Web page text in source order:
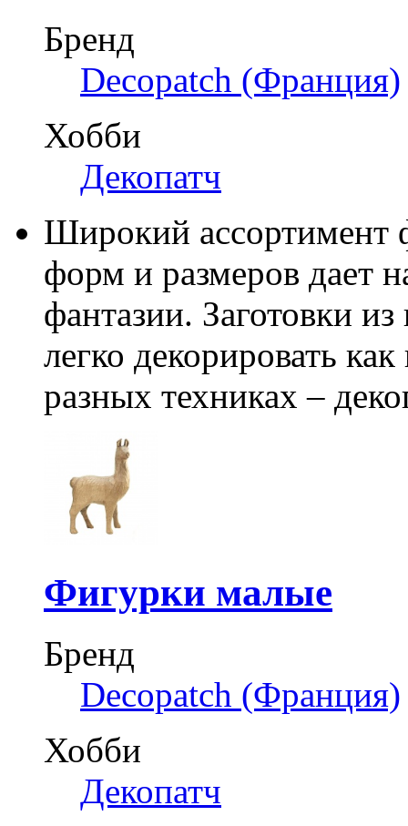
Бренд
Decopatch (Франция)
Хобби
Декопатч
Широкий ассортимент
форм и размеров дает
фантазии. Заготовки
легко декорировать
разных техниках –
Фигурки малые
Бренд
Decopatch (Франция)
Хобби
Декопатч